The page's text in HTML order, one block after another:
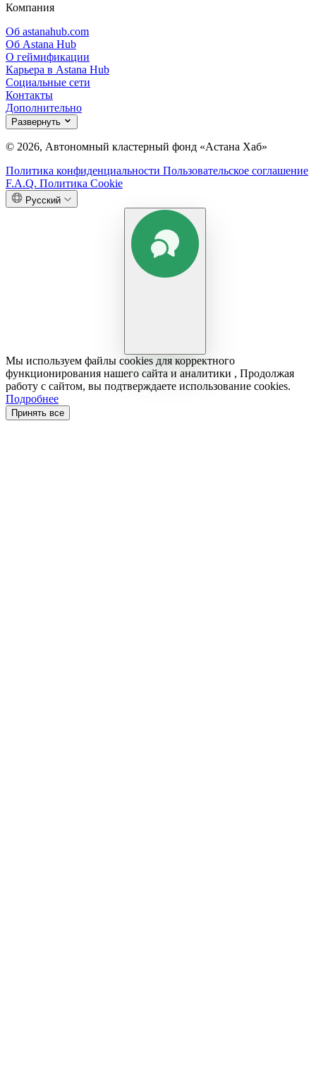
Компания
Об astanahub.com
Об Astana Hub
О геймификации
Карьера в Astana Hub
Социальные сети
Контакты
Дополнительно
Развернуть
© 2026, Автономный кластерный фонд «Астана Хаб»
Политика конфиденциальности Пользовательское соглашение
F.A.Q. Политика Cookie
Русский
Мы используем файлы cookies для корректного
функционирования нашего сайта и аналитики , Продолжая
работу с сайтом, вы подтверждаете использование cookies.
Подробнее
Принять все